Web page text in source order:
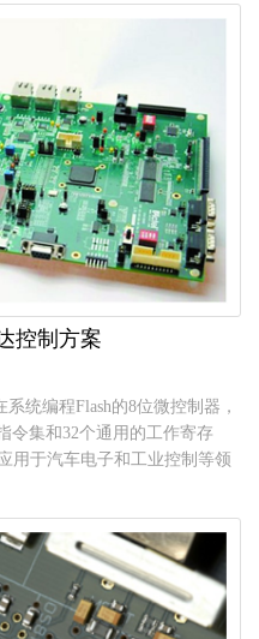
控制方案
统编程Flash的8位微控制器，
令集和32个通用的工作寄存
用于汽车电子和工业控制等领